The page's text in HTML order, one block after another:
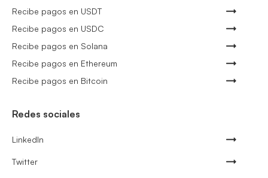
Recibe pagos en USDT
Recibe pagos en USDC
Recibe pagos en Solana
Recibe pagos en Ethereum
Recibe pagos en Bitcoin
Redes sociales
LinkedIn
Twitter